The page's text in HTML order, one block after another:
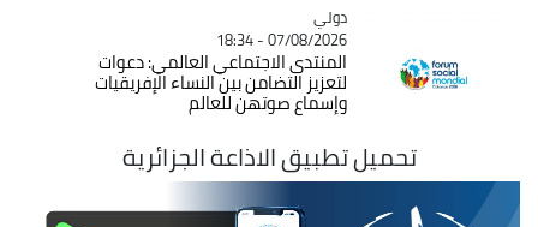
Catégorie
دولي
07/08/2026 - 18:34
المنتدى الاجتماعي العالمي: دعوات
لتعزيز التضامن بين النساء الإفريقيات
وإسماع صوتهن للعالم
تحميل تطبيق الاذاعة الجزائرية